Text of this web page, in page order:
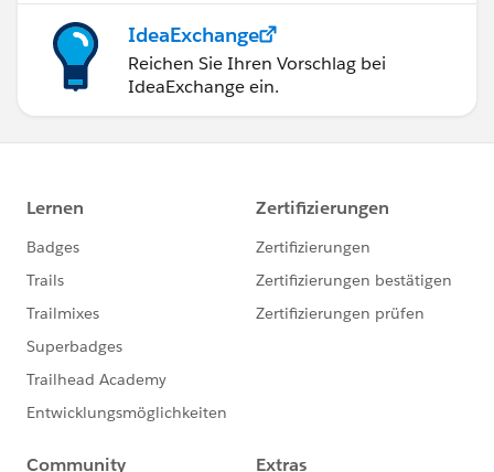
IdeaExchange
Reichen Sie Ihren Vorschlag bei
IdeaExchange ein.